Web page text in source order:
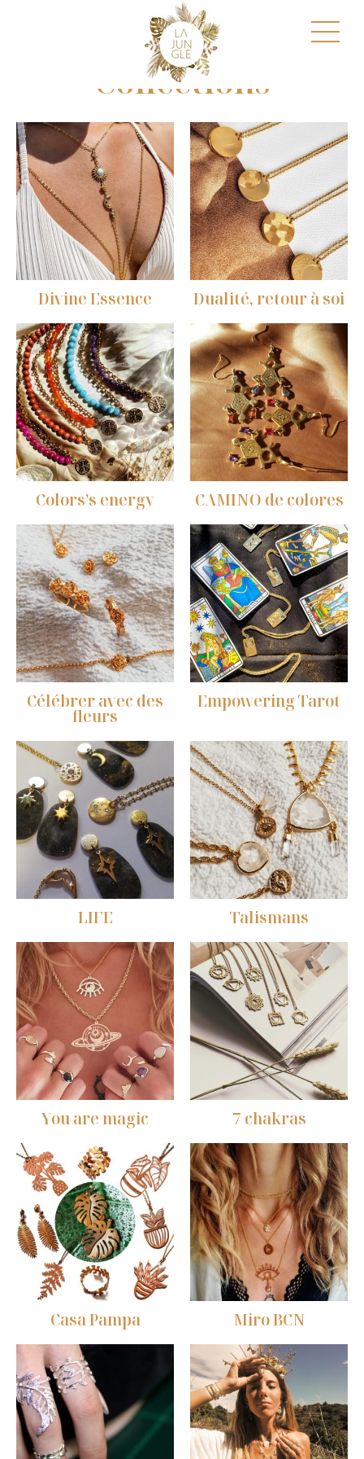
Collections
Divine Essence Dualité, retour à soi
Colors’s energy CAMINO de colores
Célébrer avec des
fleurs
Empowering Tarot
LIFE Talismans
You are magic 7 chakras
Casa Pampa Miro BCN